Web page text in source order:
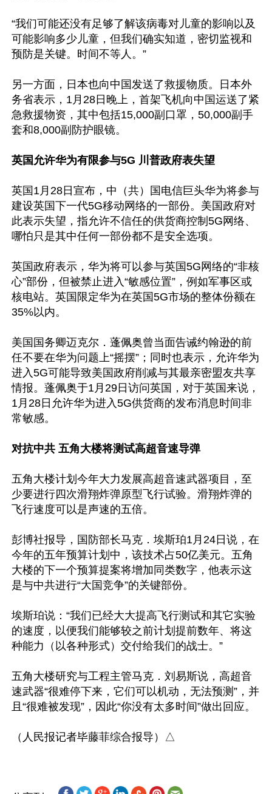
“我们可能还没有足够了解该病毒对儿童的影响以及
可能影响多少儿童，但我们确实知道，密切监视和
预防是关键。时间不等人。”
另一方面，日本也向中国发送了救援物质。日本外
务省表示，1月28日晚上，首架飞机向中国运送了紧
急救援物资，其中包括15,000副口罩，50,000副手
套和8,000副防护眼镜。
英国允许华为有限参与5G 川普政府表失望
英国1月28日宣布，中（共）国电信巨头华为将参与
建设英国下一代5G移动网络的一部份。美国政府对
此表示失望，指允许不信任的供货商控制5G网络、
哪怕只是其中任何一部份都不是安全选项。
英国政府表示，华为将可以参与英国5G网络的“非核
心”部份，但被禁止进入“敏感位置”，例如军事区或
核电站。英国限定华为在英国5G市场的整体份额在
35%以内。
美国国务卿迈克尔．蓬佩奥曾当面告诫约翰逊的前
任不要在华为问题上“摇摆”；同时也表示，允许华为
进入5G可能导致美国政府削减与其最亲密盟友共享
情报。蓬佩奥于1月29日访问英国，对于英国来说，
1月28日允许华为进入5G供货商的发布消息时间非
常敏感。
对抗中共 五角大楼将测试高超音速导弹
五角大楼计划今年大力发展高超音速武器项目，至
少要进行四次滑翔炸弹原型飞行试验。滑翔炸弹的
飞行速度可以是声速的五倍。
彭博社报导，国防部长马克．埃斯珀1月24日说，在
今年的五年预算计划中，该技术占50亿美元。五角
大楼的下一个预算提案将增加同类数字，他表示这
是与中共进行“大国竞争”的关键部份。
埃斯珀说：“我们已经大大提高飞行测试和其它实验
的速度，以便我们能够较之前计划提前数年、将这
种能力（以各种形式）交付给我们的战士。”
五角大楼研究与工程主管马克．刘易斯说，高超音
速武器“很难停下来，它们可以机动，无法预测”，并
且“很难被发现”，因此“你没有太多时间”做出回应。